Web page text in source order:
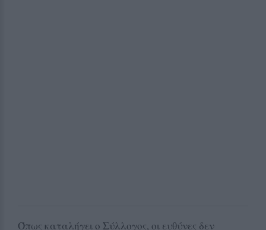
Όπως καταλήγει ο Σύλλογος, οι ευθύνες δεν